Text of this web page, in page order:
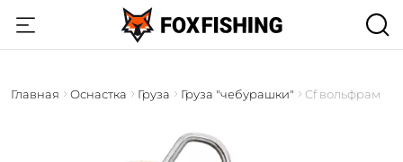
Главная Оснастка Груза Груза "чебурашки" Cf вольфрам